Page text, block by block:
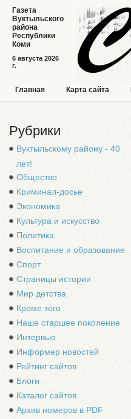
6 августа 2026
г.
Газета
Вуктыльского
района
Республики
Коми
Главная Карта сайта
Рубрики
Вуктыльскому району - 40
лет!
Общество
Криминал-досье
Экономика
Культура и искусство
Политика
Воспитание и образование
Спорт
Страницы истории
Мир детства
Кроме того
Наше старшее поколение
Интервью
Информер новостей
Рейтинг сайтов
Блоги
Каталог сайтов
Архив номеров в PDF